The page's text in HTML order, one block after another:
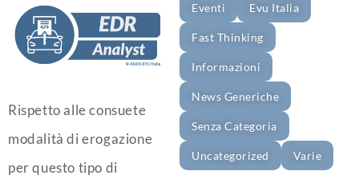
Rispetto alle consuete
modalità di erogazione
per questo tipo di
Eventi Evu Italia
Fast Thinking
Informazioni
News Generiche
Senza Categoria
Uncategorized Varie